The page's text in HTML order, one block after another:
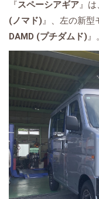
『スペーシアギア 』
(ノマド) 』、左の新
DAMD (プチダムド) 』。